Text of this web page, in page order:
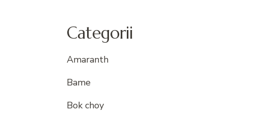
Categorii
Amaranth
Bame
Bok choy